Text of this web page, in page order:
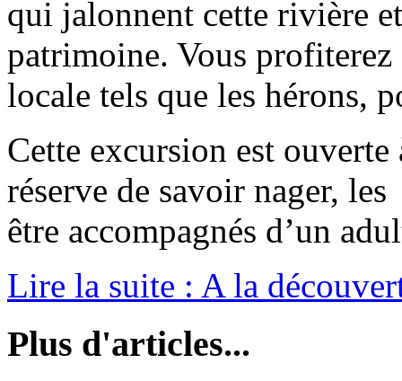
qui jalonnent cette rivière
patrimoine. Vous
locale tels que les hérons,
Cette excursion est
réserve de savoir nager,
être accompagnés d’un
Lire la suite : A la
Plus d'articles...